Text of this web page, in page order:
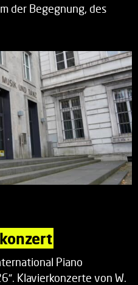
der Begegnung, des
Piano
Klavierkonzerte von W.